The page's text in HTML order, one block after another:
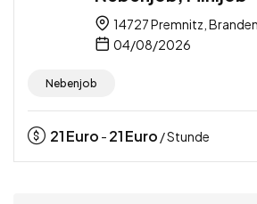
14727 Premnitz,
04/08/2026
Nebenjob
21Euro - 21Euro / Stunde